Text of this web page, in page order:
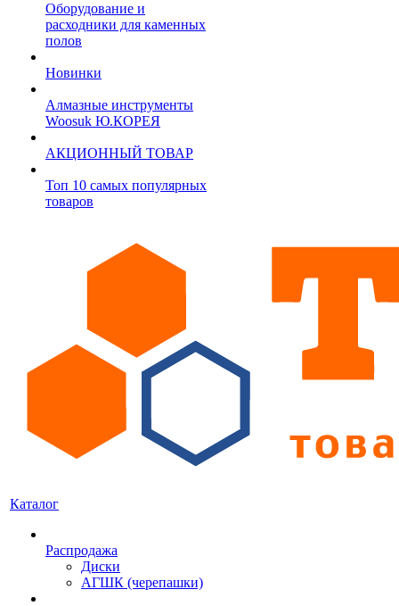
Оборудование и
расходники для каменных
полов
Новинки
Алмазные инструменты
Woosuk Ю.КОРЕЯ
АКЦИОННЫЙ ТОВАР
Топ 10 самых популярных
товаров
Каталог
Распродажа
Диски
АГШК (черепашки)